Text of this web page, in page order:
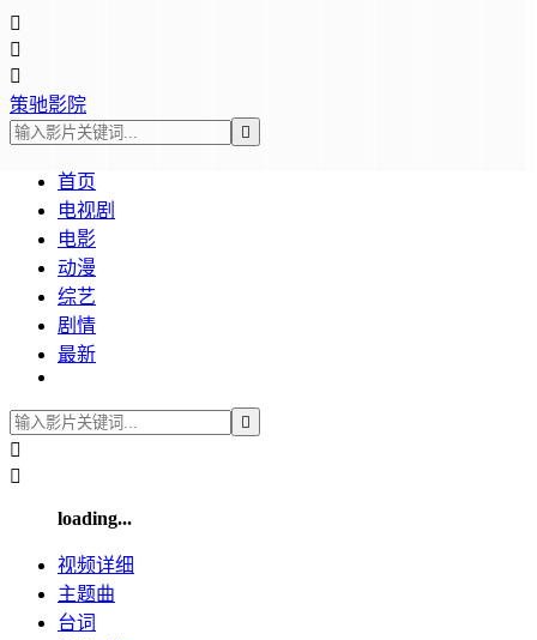



策驰影院

首页
电视剧
电影
动漫
综艺
剧情
最新



loading...
视频详细
主题曲
台词